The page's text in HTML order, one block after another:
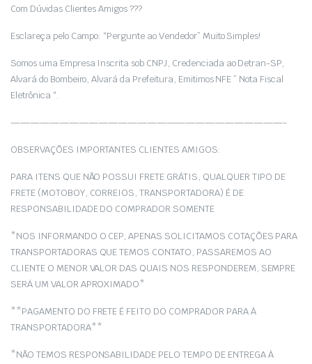
Com Dúvidas Clientes Amigos ???
Esclareça pelo Campo: “Pergunte ao Vendedor” Muito Simples!
Somos uma Empresa Inscrita sob CNPJ, Credenciada ao Detran-SP,
Alvará do Bombeiro, Alvará da Prefeitura, Emitimos NFE ” Nota Fiscal
Eletrônica “.
————————————————————————————-
OBSERVAÇÕES IMPORTANTES CLIENTES AMIGOS:
PARA ITENS QUE NÃO POSSUI FRETE GRÁTIS, QUALQUER TIPO DE
FRETE (MOTOBOY, CORREIOS, TRANSPORTADORA) É DE
RESPONSABILIDADE DO COMPRADOR SOMENTE
*NOS INFORMANDO O CEP, APENAS SOLICITAMOS COTAÇÕES PARA
TRANSPORTADORAS QUE TEMOS CONTATO, PASSAREMOS AO
CLIENTE O MENOR VALOR DAS QUAIS NOS RESPONDEREM, SEMPRE
SERÁ UM VALOR APROXIMADO*
**PAGAMENTO DO FRETE É FEITO DO COMPRADOR PARA À
TRANSPORTADORA**
*NÃO TEMOS RESPONSABILIDADE PELO TEMPO DE ENTREGA À